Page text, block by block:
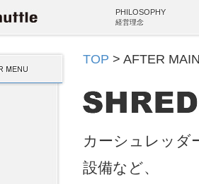
PHILOSOPHY
経営理念
TOP > AFTER
カーシュレッダ
設備など、